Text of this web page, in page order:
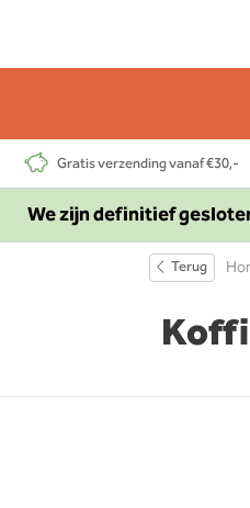
Gratis verzending vanaf €30,-
We zijn definitief
Terug